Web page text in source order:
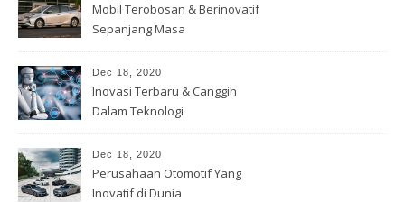
Mobil Terobosan & Berinovatif
Sepanjang Masa
Dec 18, 2020
Inovasi Terbaru & Canggih
Dalam Teknologi
Dec 18, 2020
Perusahaan Otomotif Yang
Inovatif di Dunia